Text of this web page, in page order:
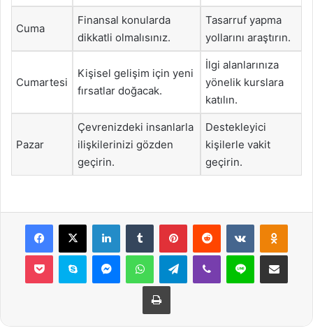
Cuma
Finansal konularda
dikkatli olmalısınız.
Tasarruf yapma
yollarını araştırın.
Cumartesi
Kişisel gelişim için yeni
fırsatlar doğacak.
İlgi alanlarınıza
yönelik kurslara
katılın.
Pazar
Çevrenizdeki insanlarla
ilişkilerinizi gözden
geçirin.
Destekleyici
kişilerle vakit
geçirin.
Facebook
X LinkedInTumblr PinterestReddit VKontakte
Pocket Skype MessengerWhatsAppTelegramViber Line E-Posta ile
Yazdır